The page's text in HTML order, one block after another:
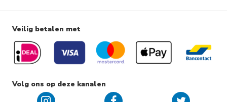
Veilig betalen met
Volg ons op deze kanalen